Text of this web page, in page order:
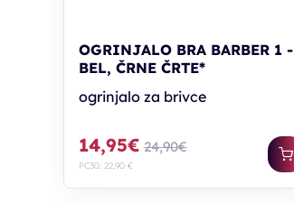
OGRINJALO BRA BARBER 1 -
BEL, ČRNE ČRTE*
ogrinjalo za brivce
14,95€ 24,90€
PC30: 22,90 €